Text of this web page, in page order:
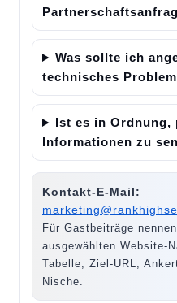
Was sollte ich
technisches
Ist es in Ordnung,
Informationen zu
Kontakt-E-Mail:
Für Gastbeiträge
ausgewählten Website-
Tabelle, Ziel-URL,
Nische.